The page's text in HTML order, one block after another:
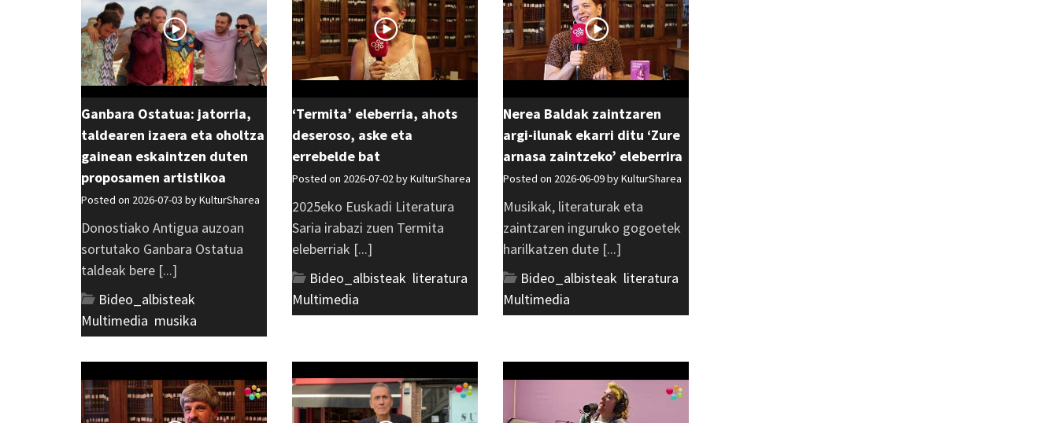
Ganbara Ostatua: jatorria,
taldearen izaera eta oholtza
gainean eskaintzen duten
proposamen artistikoa
Posted on 2026-07-03 byKulturSharea
Donostiako Antigua auzoan
sortutako Ganbara Ostatua
taldeak bere [...]
Bideo_albisteak
Multimedia musika
‘Termita’ eleberria, ahots
deseroso, aske eta
errebelde bat
Posted on 2026-07-02 byKulturSharea
2025eko Euskadi Literatura
Saria irabazi zuen Termita
eleberriak [...]
Bideo_albisteak literatura
Multimedia
Nerea Baldak zaintzaren
argi-ilunak ekarri ditu ‘Zure
arnasa zaintzeko’ eleberrira
Posted on 2026-06-09 byKulturSharea
Musikak, literaturak eta
zaintzaren inguruko gogoetek
harilkatzen dute [...]
Bideo_albisteak literatura
Multimedia